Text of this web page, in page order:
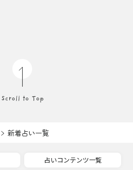
新着占い一覧
占いコンテンツ一覧